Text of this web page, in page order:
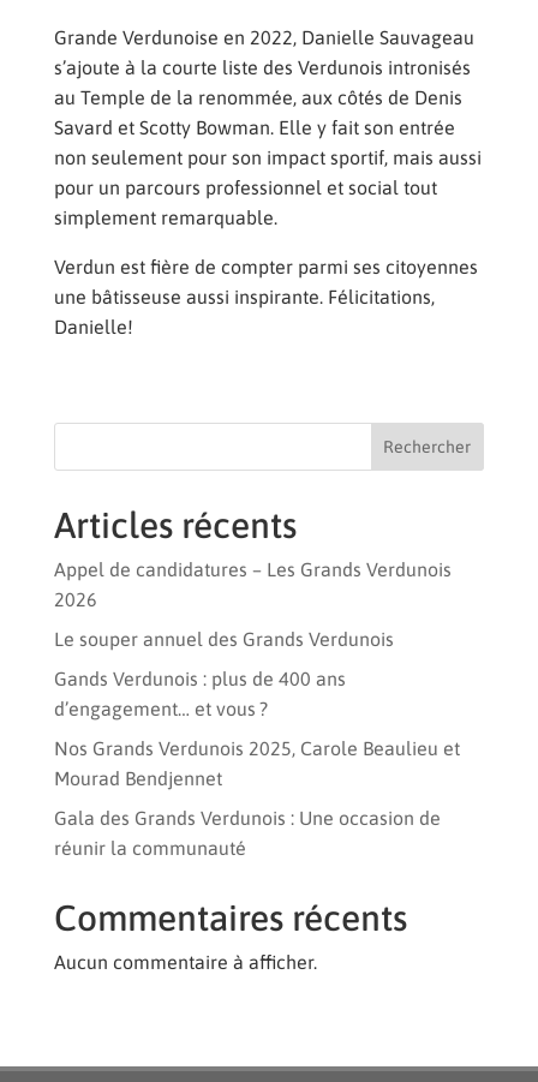
Grande Verdunoise en 2022, Danielle Sauvageau
s’ajoute à la courte liste des Verdunois intronisés
au Temple de la renommée, aux côtés de Denis
Savard et Scotty Bowman. Elle y fait son entrée
non seulement pour son impact sportif, mais aussi
pour un parcours professionnel et social tout
simplement remarquable.
Verdun est fière de compter parmi ses citoyennes
une bâtisseuse aussi inspirante. Félicitations,
Danielle!
Rechercher
Articles récents
Appel de candidatures – Les Grands Verdunois
2026
Le souper annuel des Grands Verdunois
Gands Verdunois : plus de 400 ans
d’engagement… et vous ?
Nos Grands Verdunois 2025, Carole Beaulieu et
Mourad Bendjennet
Gala des Grands Verdunois : Une occasion de
réunir la communauté
Commentaires récents
Aucun commentaire à afficher.